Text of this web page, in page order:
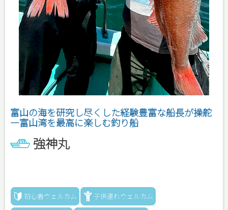
富山の海を研究し尽くした経験豊富な船長が操舵
—富山湾を最高に楽しむ釣り船
強神丸
初心者ウェルカム 子供連れウェルカム